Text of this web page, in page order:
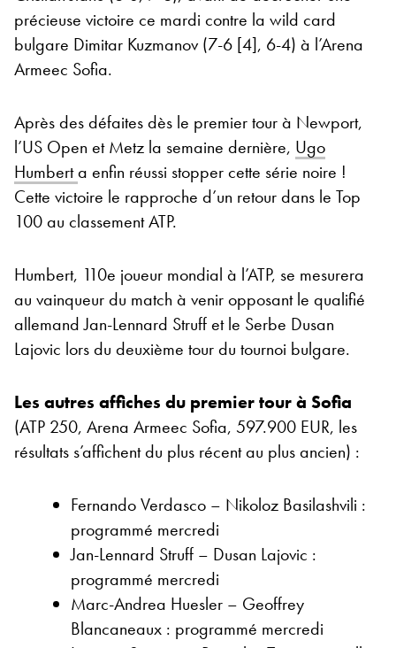
précieuse victoire ce mardi contre la wild card
bulgare Dimitar Kuzmanov (7-6 [4], 6-4) à l’Arena
Armeec Sofia.
Après des défaites dès le premier tour à Newport,
l’US Open et Metz la semaine dernière, Ugo
Humberta enfin réussi stopper cette série noire !
Cette victoire le rapproche d’un retour dans le Top
100 au classement ATP.
Humbert, 110e joueur mondial à l’ATP, se mesurera
au vainqueur du match à venir opposant le qualifié
allemand Jan-Lennard Struff et le Serbe Dusan
Lajovic lors du deuxième tour du tournoi bulgare.
Les autres affiches du premier tour à Sofia
(ATP 250, Arena Armeec Sofia, 597.900 EUR, les
résultats s’affichent du plus récent au plus ancien) :
Fernando Verdasco – Nikoloz Basilashvili :
programmé mercredi
Jan-Lennard Struff – Dusan Lajovic :
programmé mercredi
Marc-Andrea Huesler – Geoffrey
Blancaneaux : programmé mercredi